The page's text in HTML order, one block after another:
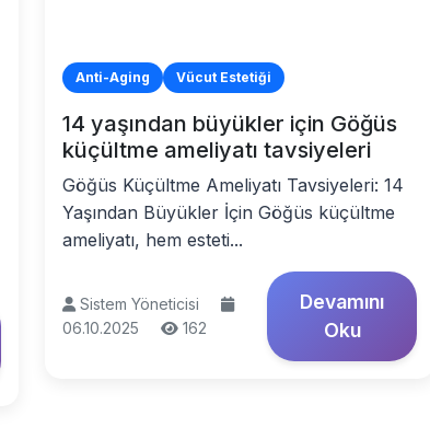
Anti-Aging Vücut Estetiği
14 yaşından büyükler için Göğüs
küçültme ameliyatı tavsiyeleri
Göğüs Küçültme Ameliyatı Tavsiyeleri: 14
Yaşından Büyükler İçin Göğüs küçültme
ameliyatı, hem esteti...
Sistem Yöneticisi
06.10.2025
162
Devamını
Oku